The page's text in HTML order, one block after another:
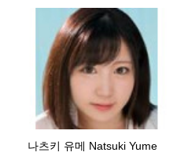
나츠키 유메 Natsuki Yume